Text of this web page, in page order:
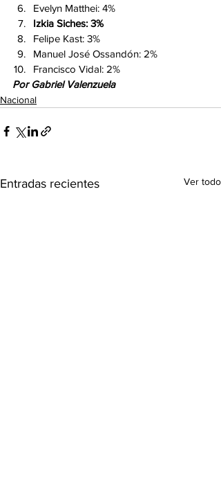
Evelyn Matthei: 4%
Izkia Siches: 3%
Felipe Kast: 3%
Manuel José Ossandón: 2%
Francisco Vidal: 2%
Por Gabriel Valenzuela
Nacional
Entradas recientes Ver todo